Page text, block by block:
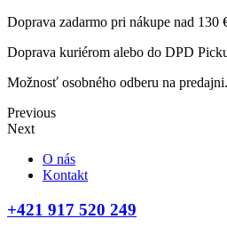
Doprava zadarmo pri nákupe nad 130
Doprava kuriérom alebo do DPD
Možnosť osobného odberu na predajni.
Previous
Next
O nás
Kontakt
+421 917 520 249